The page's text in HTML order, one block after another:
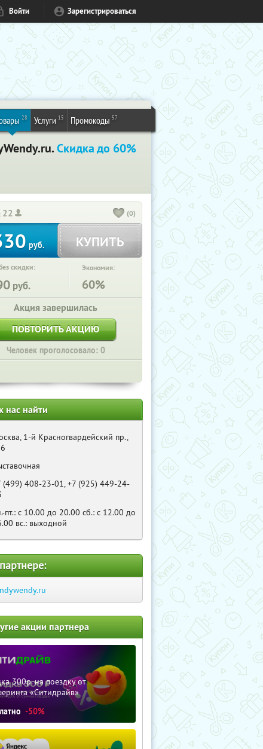
Войти Зарегистрироваться
28 Услуги 15 Промокоды 57
Скидка до 60%
22 (0)
руб. КУПИТЬ
скидки:
руб.
Экономия:
60%
Акция завершилась
ПОВТОРИТЬ АКЦИЮ
Человек проголосовало: 0
нас найти
1-й Красногвардейский пр.,
(499) 408-23-01, +7 (925) 449-24-
пт.: с 10.00 до 20.00 сб.: с 12.00 до
вс.: выходной
акции партнера
300р. на поездку от
«Ситидрайв»
-50%